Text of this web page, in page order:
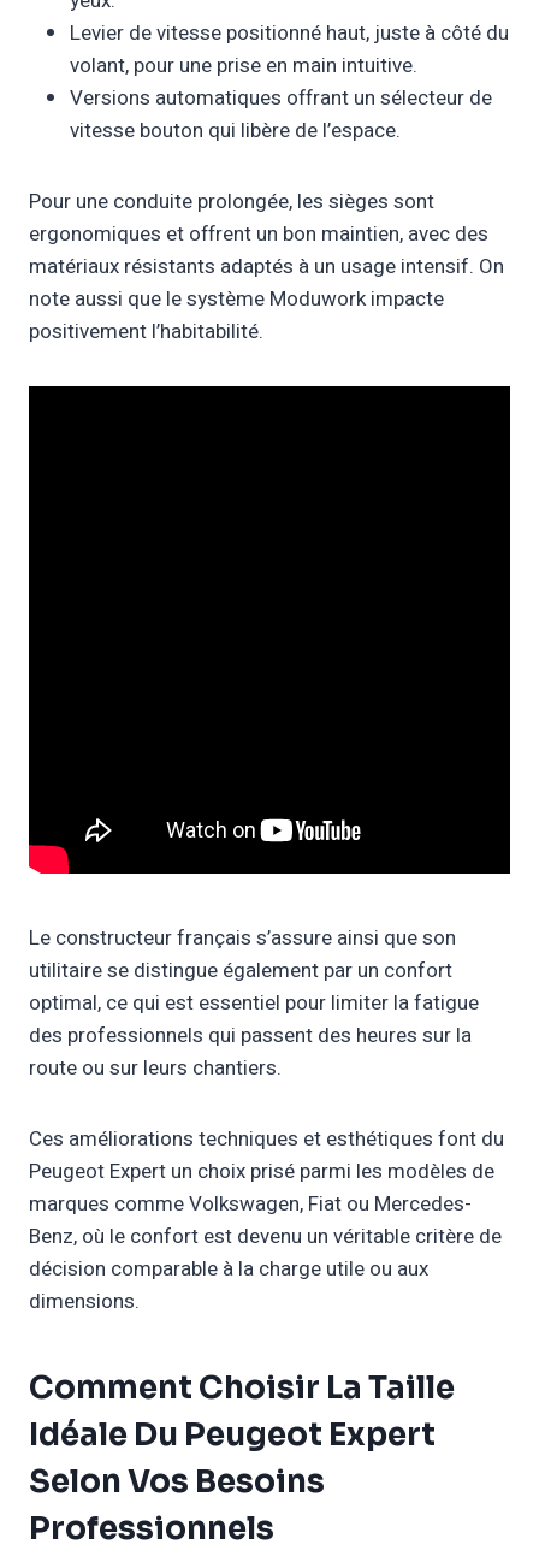
Levier de vitesse positionné haut, juste à côté du
volant, pour une prise en main intuitive.
Versions automatiques offrant un sélecteur de
vitesse bouton qui libère de l’espace.
Pour une conduite prolongée, les sièges sont
ergonomiques et offrent un bon maintien, avec des
matériaux résistants adaptés à un usage intensif. On
note aussi que le système Moduwork impacte
positivement l’habitabilité.
Le constructeur français s’assure ainsi que son
utilitaire se distingue également par un confort
optimal, ce qui est essentiel pour limiter la fatigue
des professionnels qui passent des heures sur la
route ou sur leurs chantiers.
Ces améliorations techniques et esthétiques font du
Peugeot Expert un choix prisé parmi les modèles de
marques comme Volkswagen, Fiat ou Mercedes-
Benz, où le confort est devenu un véritable critère de
décision comparable à la charge utile ou aux
dimensions.
Comment Choisir La Taille
Idéale Du Peugeot Expert
Selon Vos Besoins
Professionnels